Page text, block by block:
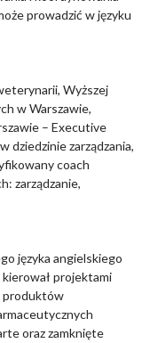
prowadzić w języku
Wyższej
w Warszawie,
– Executive
dziedzinie zarządzania,
coach
zarządzanie,
języka angielskiego
kierował projektami
produktów
oraz zamknięte
celu śledzenia
Celem jest
dla
bardziej cenne dla
są w procesie
ciasteczek.